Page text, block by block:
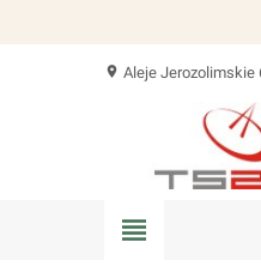
location_on Aleje Jerozolimskie
view_headline